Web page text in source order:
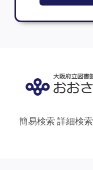
簡易検索 詳細検索